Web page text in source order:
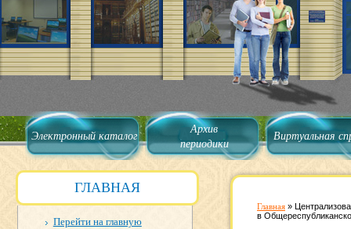
Электронный каталог
Архив
периодики
Виртуальная
ГЛАВНАЯ
Перейти на главную
Главная »
в